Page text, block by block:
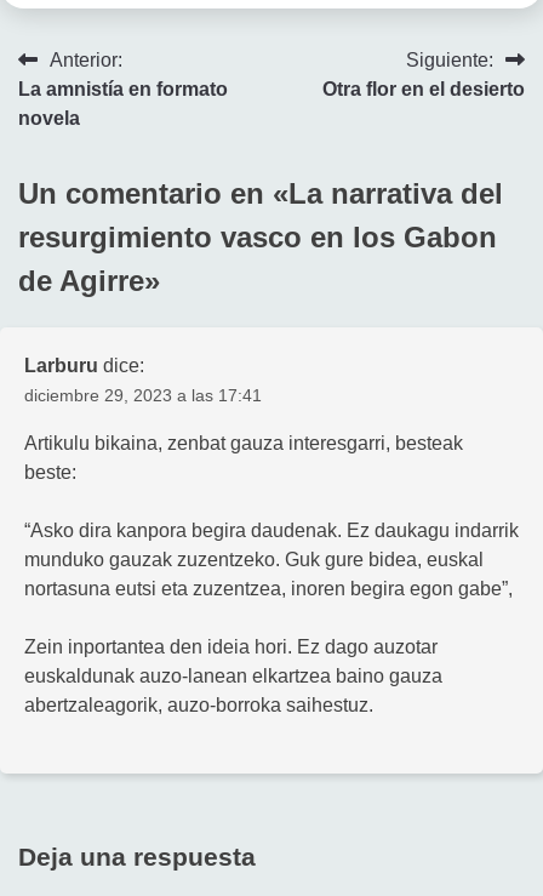
Navegación
de
Anterior:
La amnistía en formato
novela
Siguiente:
Otra flor en el desierto
Un comentario en «La narrativa del
resurgimiento vasco en los Gabon
de Agirre»
Larburu dice:
diciembre 29, 2023 a las 17:41
Artikulu bikaina, zenbat gauza interesgarri, besteak
beste:
“Asko dira kanpora begira daudenak. Ez daukagu indarrik
munduko gauzak zuzentzeko. Guk gure bidea, euskal
nortasuna eutsi eta zuzentzea, inoren begira egon gabe”,
Zein inportantea den ideia hori. Ez dago auzotar
euskaldunak auzo-lanean elkartzea baino gauza
abertzaleagorik, auzo-borroka saihestuz.
Deja una respuesta